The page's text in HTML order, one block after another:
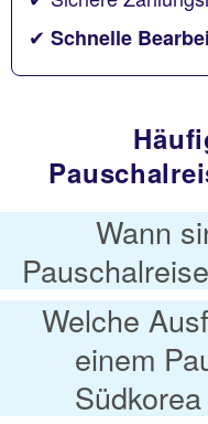
✔ Schnelle
Wann
Welche
einem